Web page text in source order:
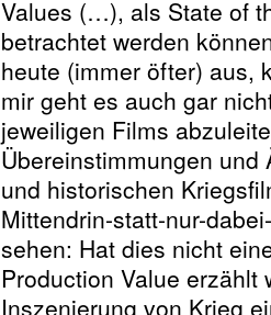
Values (…), als State of
betrachtet werden
heute (immer öfter) aus,
mir geht es auch gar
jeweiligen Films
Übereinstimmungen
und historischen
Mittendrin-statt-nur-
sehen: Hat dies nicht
Production Value
Inszenierung von Krieg